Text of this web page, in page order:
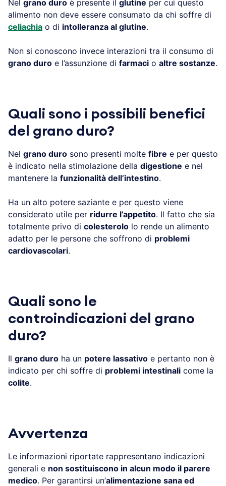
Nel grano duro è presente il glutine per cui questo
alimento non deve essere consumato da chi soffre di
celiachia o di intolleranza al glutine.
Non si conoscono invece interazioni tra il consumo di
grano duro e l’assunzione di farmaci o altre sostanze.
Quali sono i possibili benefici
del grano duro?
Nel grano duro sono presenti molte fibre e per questo
è indicato nella stimolazione della digestione e nel
mantenere la funzionalità dell’intestino.
Ha un alto potere saziante e per questo viene
considerato utile per ridurre l’appetito. Il fatto che sia
totalmente privo di colesterolo lo rende un alimento
adatto per le persone che soffrono di problemi
cardiovascolari.
Quali sono le
controindicazioni del grano
duro?
Il grano duro ha un potere lassativo e pertanto non è
indicato per chi soffre di problemi intestinali come la
colite.
Avvertenza
Le informazioni riportate rappresentano indicazioni
generali e non sostituiscono in alcun modo il parere
medico. Per garantirsi un’alimentazione sana ed